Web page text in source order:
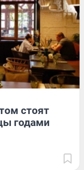
стоят
годами